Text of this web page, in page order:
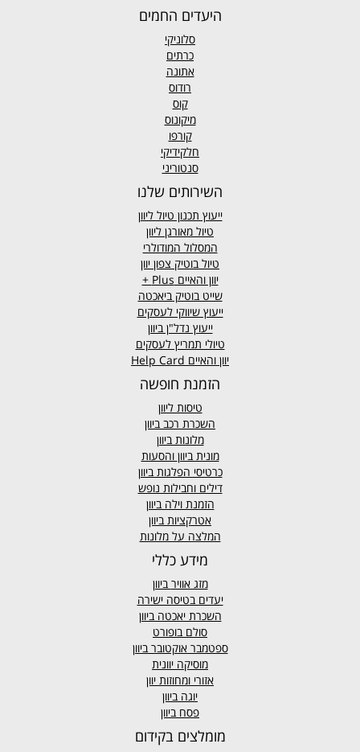
היעדים החמים
סלוניקי
כרתים
אתונה
רודוס
קוס
מיקונוס
קורפו
חלקידיקי
סנטוריני
השירותים שלנו
ייעוץ תכנון טיול ליוון
טיול מאורגן ליוון
המסלול המודולרי
טיול בוטיק צפון יוון
יוון והאיים Plus +
שייט בוטיק ביאכטה
ייעוץ שיווקי לעסקים
ייעוץ נדל"ן ביוון
טיולי תמריץ לעסקים
יוון והאיים Help Card
הזמנת חופשה
טיסות ליוון
השכרת רכב ביוון
מלונות ביוון
מונית ביוון והסעות
כרטיסי הפלגות ביוון
דילים וחבילות נופש
הזמנת וילה ביוון
אטרקציות ביוון
המלצה על מלונות
מידע כללי
מזג אוויר ביוון
יעדים בטיסה ישירה
השכרת יאכטה ביוון
סולם בופורט
ספטמבר אוקטובר ביוון
מוסיקה יוונית
אזורי ומחוזות יוון
יוגה ביוון
פסח ביוון
מומלצים בקידום